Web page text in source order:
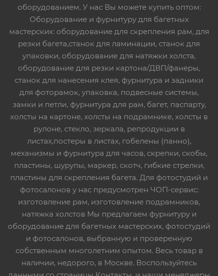
оборудованием. У нас Вы можете купить оптом:
Оборудование и фурнитуру для багетных
мастерских: оборудование для скрепления рам, для
резки багета,станок для ламинации, станок для
упаковки, оборудование для натяжки холста,
оборудование для резки картона/ДВП/фанеры,
станок для нанесения клея, фурнитура и задники
для фоторамок, упаковка, подвесные системы,
замки и петли, фурнитура для рам, багет, паспарту,
холсты на картоне, холсты на подрамнике, холсты в
рулоне, стекло, зеркала, репродукции в
листах,постеры в листах, гобелены (панно),
механизмы и фурнитура для часов, скрепки, скобы,
пластины, шурупы, маркер, скотч, гибкие стрелки,
пластины для скрепления багета. Для фотостудий и
фотосалонов у нас предусмотрен ЧОП-сервис:
изготовление рам, изготовление подрамников,
натяжка холстов Мы предлагаем фурнитуру и
оборудование для багетных мастерских, фотостудий
и фотосалонов, выбранную и проверенную
собственным многолетним опытом. Весь товар в
наличии, недорого, в Москве. Воспользуйтесь